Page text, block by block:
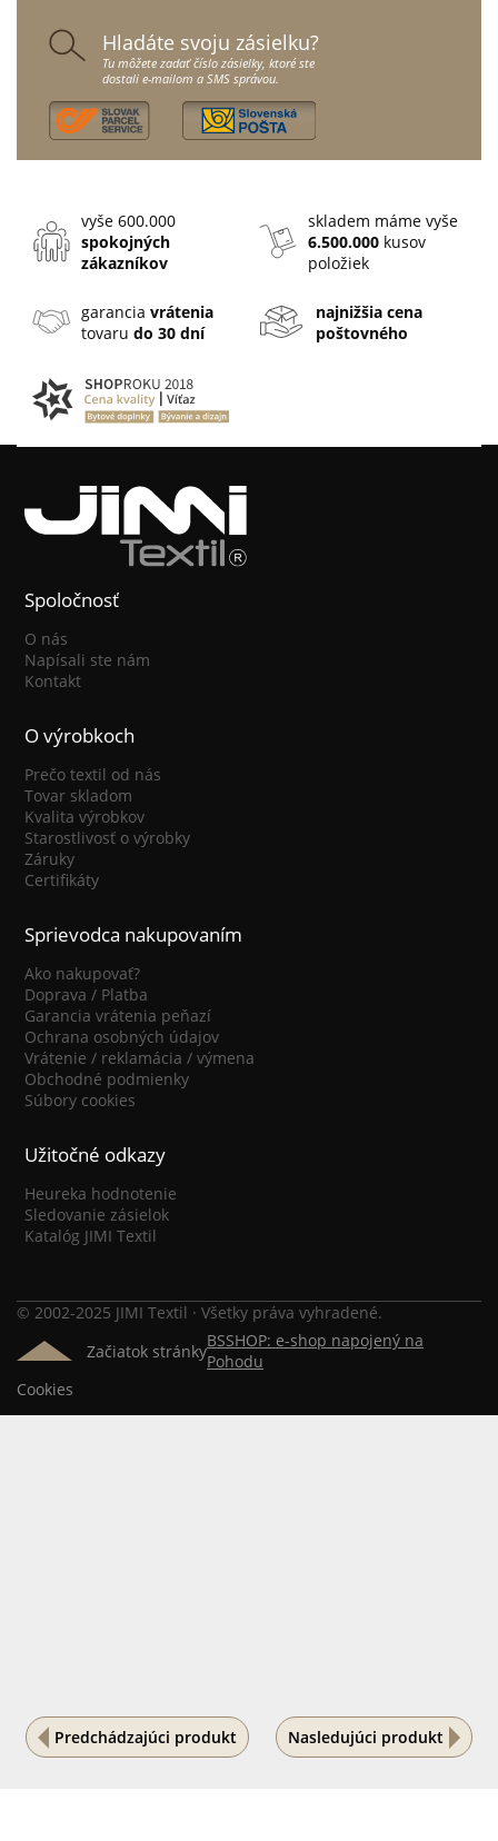
Predchádzajúci produkt Nasledujúci produkt
Hladáte svoju zásielku?
Tu môžete zadať číslo zásielky, ktoré ste
dostali e-mailom a SMS správou.
vyše 600.000
spokojných
zákazníkov
skladem máme vyše
6.500.000 kusov
položiek
garanciavrátenia
tovarudo 30 dní
najnižšia cena
poštovného
Spoločnosť
O nás
Napísali ste nám
Kontakt
O výrobkoch
Prečo textil od nás
Tovar skladom
Kvalita výrobkov
Starostlivosť o výrobky
Záruky
Certifikáty
Sprievodca nakupovaním
Ako nakupovať?
Doprava / Platba
Garancia vrátenia peňazí
Ochrana osobných údajov
Vrátenie / reklamácia / výmena
Obchodné podmienky
Súbory cookies
Užitočné odkazy
Heureka hodnotenie
Sledovanie zásielok
Katalóg JIMI Textil
© 2002-2025 JIMI Textil · Všetky práva vyhradené.
Začiatok stránkyBSSHOP: e-shop napojený na
Pohodu
Cookies